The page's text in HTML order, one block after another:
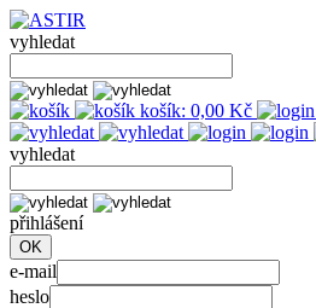
vyhledat
košík: 0,00 Kč
vyhledat
přihlášení
e-mail
heslo